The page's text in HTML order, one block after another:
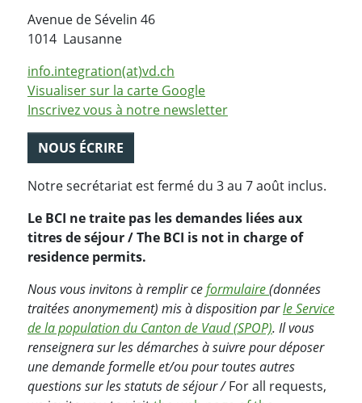
Avenue de Sévelin 46
1014 LausanneSuisse
info.integration(at)vd.ch
Visualiser sur la carte Google
Inscrivez vous à notre newsletter
NOUS ÉCRIRE
Notre secrétariat est fermé du 3 au 7 août inclus.
Le BCI ne traite pas les demandes liées aux
titres de séjour / The BCI is not in charge of
residence permits.
Nous vous invitons à remplir ceformulaire(données
traitées anonymement) mis à disposition parle Service
de la population du Canton de Vaud (SPOP). Il vous
renseignera sur les démarches à suivre pour déposer
une demande formelle et/ou pour toutes autres
questions sur les statuts de séjour /For all requests,